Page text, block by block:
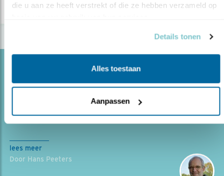
die u aan ze heeft verstrekt of die ze hebben verzameld op
Details tonen
Alles toestaan
Aanpassen
lees meer
'VOGELS ZIJN FANTASTISCH'
Peter Hartog gooide het roer om en geeft nu
vogelexcursies namens Vogelbescherming.
lees meer
Door Hans Peeters